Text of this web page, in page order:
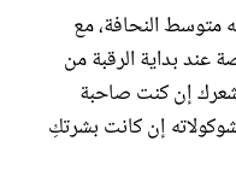
متوسط النحافة، مع
عند بداية الرقبة من
إن كنت صاحبة
إن كانت بشرتكِ